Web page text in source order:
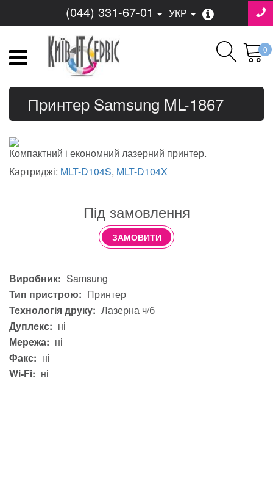
(044) 331-67-01 УКР
0
Принтер Samsung ML-1867
Компактний і економний лазерний принтер.
Картриджі: MLT-D104S, MLT-D104X
Під замовлення
ЗАМОВИТИ
Виробник: Samsung
Тип пристрою: Принтер
Технологія друку: Лазерна ч/б
Дуплекс: ні
Мережа: ні
Факс: ні
Wi-Fi: ні